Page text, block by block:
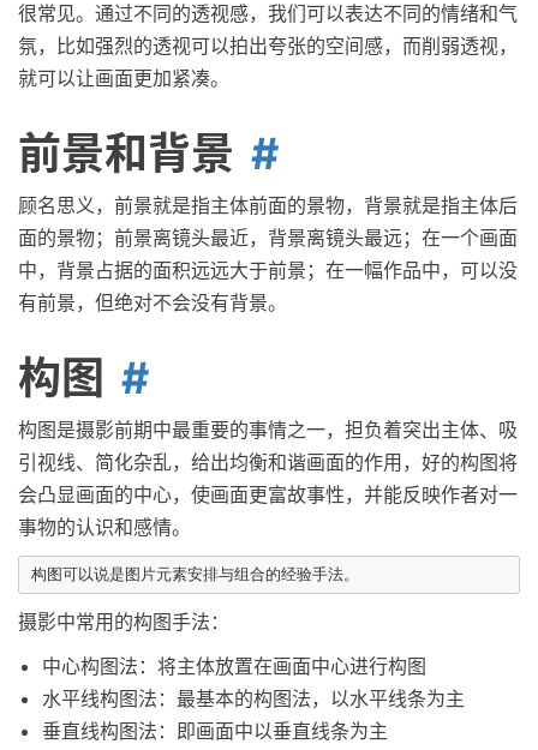
很常见。通过不同的透视感，我们可以表达不同的情绪和气
氛，比如强烈的透视可以拍出夸张的空间感，而削弱透视，
就可以让画面更加紧凑。
前景和背景
顾名思义，前景就是指主体前面的景物，背景就是指主体后
面的景物；前景离镜头最近，背景离镜头最远；在一个画面
中，背景占据的面积远远大于前景；在一幅作品中，可以没
有前景，但绝对不会没有背景。
构图
构图是摄影前期中最重要的事情之一，担负着突出主体、吸
引视线、简化杂乱，给出均衡和谐画面的作用，好的构图将
会凸显画面的中心，使画面更富故事性，并能反映作者对一
事物的认识和感情。
摄影中常用的构图手法：
中心构图法：将主体放置在画面中心进行构图
水平线构图法：最基本的构图法，以水平线条为主
垂直线构图法：即画面中以垂直线条为主